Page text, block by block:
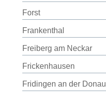
Forst
Frankenthal
Freiberg am Neckar
Frickenhausen
Fridingen an der Donau